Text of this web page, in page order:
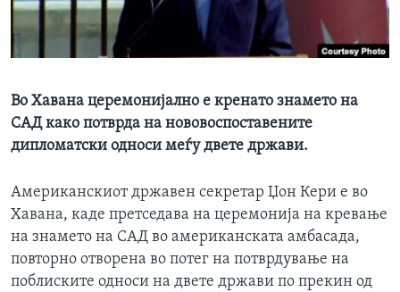
ИНТЕРВЈУА
Јазици
Во Хавана церемонијално е кренато знамето на
САД како потврда на нововоспоставените
дипломатски односи меѓу двете држави.
Американскиот државен секретар Џон Кери е во
Хавана, каде претседава на церемонија на кревање
на знамето на САД во американската амбасада,
повторно отворена во потег на потврдување на
поблиските односи на двете држави по прекин од